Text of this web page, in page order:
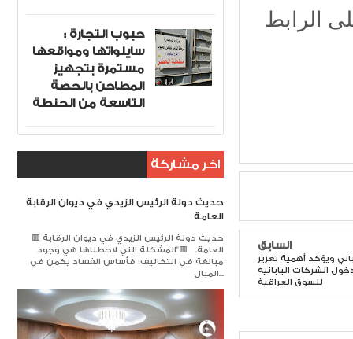
السابق
ويؤكد أهمية تعزيز
الشركات اليابانية
للسوق العراقية
حبوب التجارة :
سايلواتها ومواقعها
مستمرة بتجهيز
المطاحن بالحصة
التاسعة من الحنطة
اخر مشاركة
حديث دولة الرئيس الزيدي في ديوان الرقابة
العامة
🟥 حديث دولة الرئيس الزيدي في ديوان الرقابة
العامة. 🟥​"المشكلة التي لاحظناها هي وجود
مبالغة في التكاليف؛ فأساس الفساد يكمن في
المبال...